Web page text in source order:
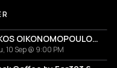
NIKOS OIKONOMOPOULOS - 20 ΧΡΟΝΙΑ - «ΜΕ ΛΙΓΑ ΛΟΓΙΑ»
10 Sep @ 9:00 PM